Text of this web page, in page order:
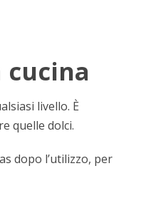
livello. È
quelle dolci.
dopo l’utilizzo, per